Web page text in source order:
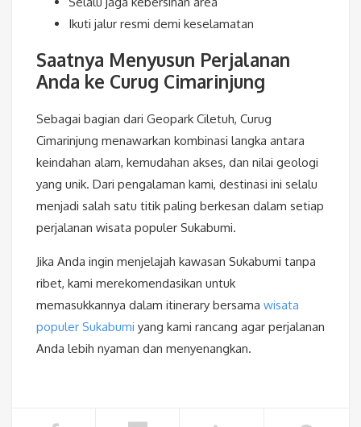
Ikuti jalur resmi demi keselamatan
Saatnya Menyusun Perjalanan
Anda ke Curug Cimarinjung
Sebagai bagian dari Geopark Ciletuh, Curug
Cimarinjung menawarkan kombinasi langka antara
keindahan alam, kemudahan akses, dan nilai geologi
yang unik. Dari pengalaman kami, destinasi ini selalu
menjadi salah satu titik paling berkesan dalam setiap
perjalanan wisata populer Sukabumi.
Jika Anda ingin menjelajah kawasan Sukabumi tanpa
ribet, kami merekomendasikan untuk
memasukkannya dalam itinerary bersama wisata
populer Sukabumi yang kami rancang agar perjalanan
Anda lebih nyaman dan menyenangkan.